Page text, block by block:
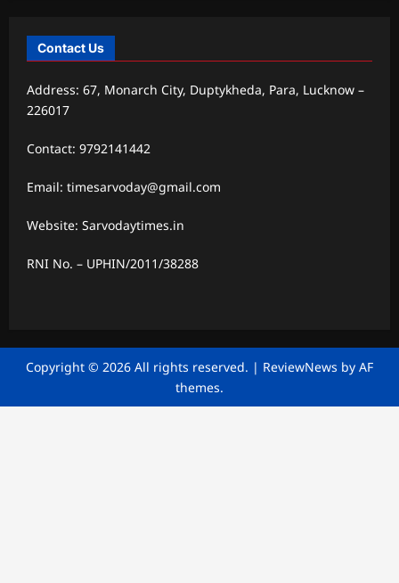
Contact Us
Address: 67, Monarch City, Duptykheda, Para, Lucknow –
226017
Contact: 9792141442
Email: timesarvoday@gmail.com
Website: Sarvodaytimes.in
RNI No. – UPHIN/2011/38288
Copyright © 2026 All rights reserved. | ReviewNews by AF
themes.